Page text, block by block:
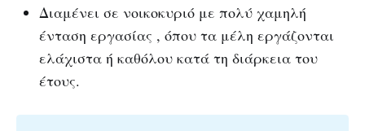
Διαμένει σε νοικοκυριό με πολύ χαμηλή
ένταση εργασίας , όπου τα μέλη εργάζονται
ελάχιστα ή καθόλου κατά τη διάρκεια του
έτους.